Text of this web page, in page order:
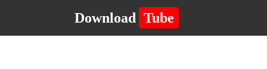
Download Tube